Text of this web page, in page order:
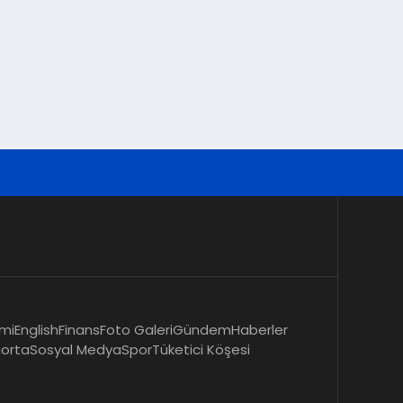
EnglishFinansFoto GaleriGündemHaberler
Sosyal MedyaSporTüketici Köşesi